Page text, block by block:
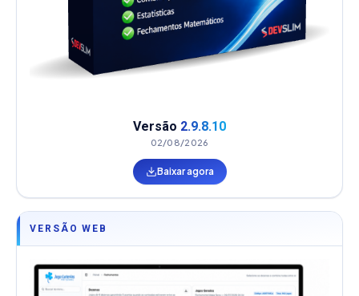
Versão 2.9.8.10
02/08/2026
Baixar agora
VERSÃO WEB